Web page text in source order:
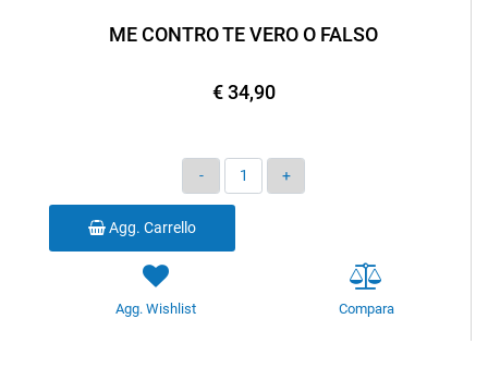
ME CONTRO TE VERO O FALSO
€ 34,90
Quantità
Agg. Carrello
Agg. Wishlist Compara